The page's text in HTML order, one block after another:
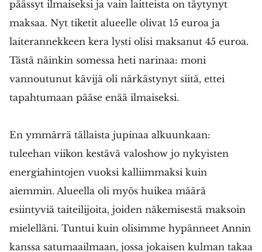
päässyt ilmaiseksi ja vain laitteista on täytynyt
maksaa. Nyt tiketit alueelle olivat 15 euroa ja
laiterannekkeen kera lysti olisi maksanut 45 euroa.
Tästä näinkin somessa heti narinaa: moni
vannoutunut kävijä oli närkästynyt siitä, ettei
tapahtumaan pääse enää ilmaiseksi.
En ymmärrä tällaista jupinaa alkuunkaan:
tuleehan viikon kestävä valoshow jo nykyisten
energiahintojen vuoksi kalliimmaksi kuin
aiemmin. Alueella oli myös huikea määrä
esiintyviä taiteilijoita, joiden näkemisestä maksoin
mielelläni. Tuntui kuin olisimme hypänneet Annin
kanssa satumaailmaan, jossa jokaisen kulman takaa